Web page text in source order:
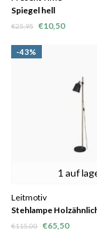
Spiegel hell
€25,95 €10,50
-43%
1 auf
Leitmotiv
Stehlampe
schwarz
€115,00 €65,50